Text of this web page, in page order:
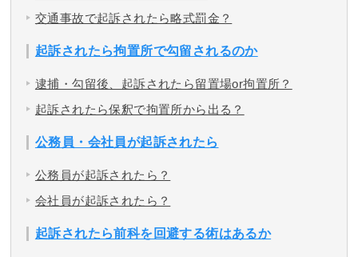
交通事故で起訴されたら略式罰金？
起訴されたら拘置所で勾留されるのか
逮捕・勾留後、起訴されたら留置場or拘置所？
起訴されたら保釈で拘置所から出る？
公務員・会社員が起訴されたら
公務員が起訴されたら？
会社員が起訴されたら？
起訴されたら前科を回避する術はあるか